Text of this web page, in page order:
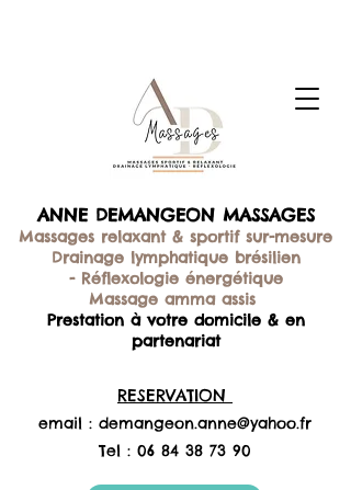
ANNE DEMANGEON MASSAGES
Massages relaxant & sportif sur-mesure
Drainage lymphatique brésilien
- Réflexologie énergétique
Massage amma assis
Prestation à votre domicile & en
partenariat
RESERVATION
email : demangeon.anne@yahoo.fr
Tel : 06 84 38 73 90